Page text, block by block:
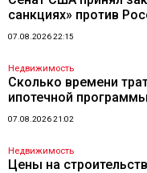
санкциях» против
07.08.2026 22:15
Недвижимость
Сколько времени
ипотечной
07.08.2026 21:02
Недвижимость
Цены на